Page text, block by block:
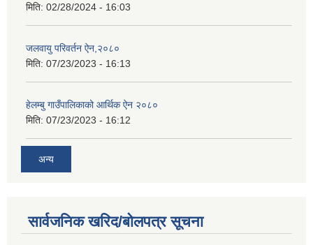
मिति: 02/28/2024 - 16:03
जलवायु परिवर्तन ऐन,२०८०
मिति: 07/23/2023 - 16:13
हेलम्बु गाउँपालिकाको आर्थिक ऐन २०८०
मिति: 07/23/2023 - 16:12
अन्य
सार्वजनिक खरिद/बोलपत्र सूचना